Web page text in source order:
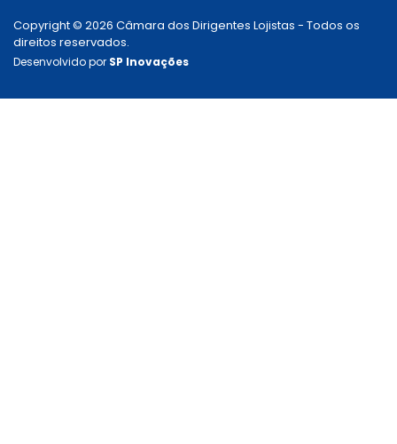
Copyright © 2026 Câmara dos Dirigentes Lojistas - Todos os
direitos reservados.
Desenvolvido por SP Inovações